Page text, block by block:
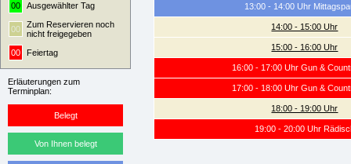
00 Ausgewählter Tag
00
Zum Reservieren noch
nicht freigegeben
00
Feiertag
Erläuterungen zum
Terminplan:
Belegt
Von Ihnen belegt
13:00 - 14:00 Uhr
14:00 - 15:00 Uhr
15:00 - 16:00 Uhr
16:00 - 17:00 Uhr Gun &
17:00 - 18:00 Uhr Gun &
18:00 - 19:00 Uhr
19:00 - 20:00 Uhr